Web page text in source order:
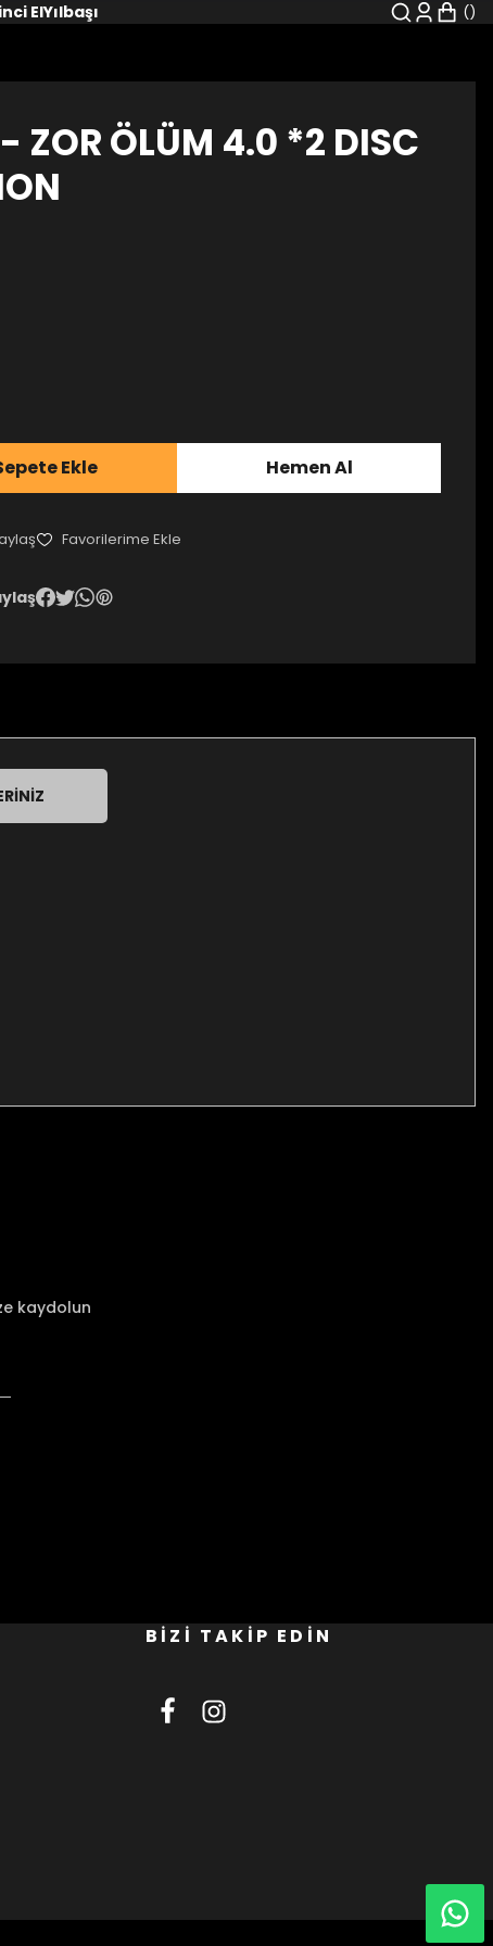
ElYılbaşı
ZOR ÖLÜM 4.0 *2 DISC
Ekle Hemen Al
kaydolun
BİZİ TAKİP EDİN